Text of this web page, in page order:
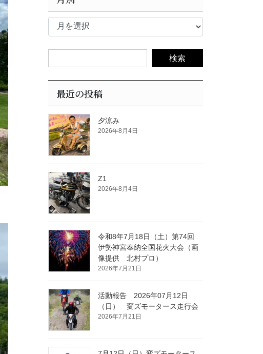
月
最近の投稿
夕涼み
2026年8月4日
Z1
2026年8月4日
令和8年7月18日（土）第74回
伊勢神宮奉納全国花火大会（画
像提供 北村プロ）
2026年7月21日
活動報告 2026年07月12日
（日） 変ズモータース走行会
2026年7月21日